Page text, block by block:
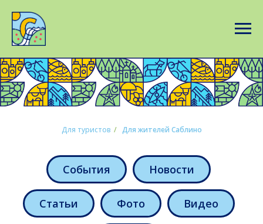
Для туристов / Для жителей Саблино
События Новости
Статьи Фото Видео